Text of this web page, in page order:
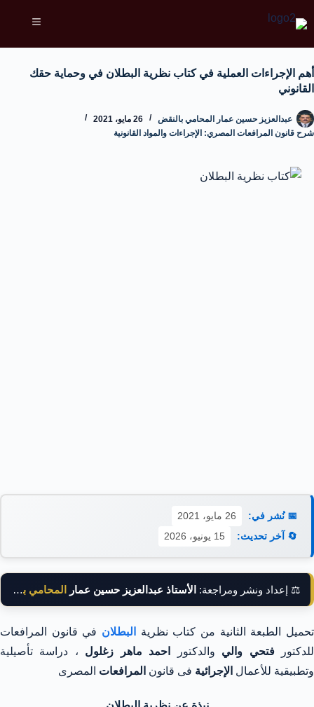
أهم الإجراءات العملية في كتاب نظرية البطلان في وحماية حقك
القانوني
عبدالعزيز حسين عمار المحامي بالنقض
26 مايو، 2021
شرح قانون المرافعات المصري: الإجراءات والمواد القانونية
📅 نُشر في:
26 مايو، 2021
🔄 آخر تحديث:
15 يونيو، 2026
⚖️ إعداد ونشر ومراجعة: الأستاذ عبدالعزيز حسين عمار المحامي بالنقض
تحميل الطبعة الثانية من كتاب نظرية البطلان في قانون المرافعات
للدكتورفتحي والي والدكتور احمد ماهر زغلول ، دراسة تأصيلية
وتطبيقية للأعمال الإجرائية فى قانون المرافعات المصرى